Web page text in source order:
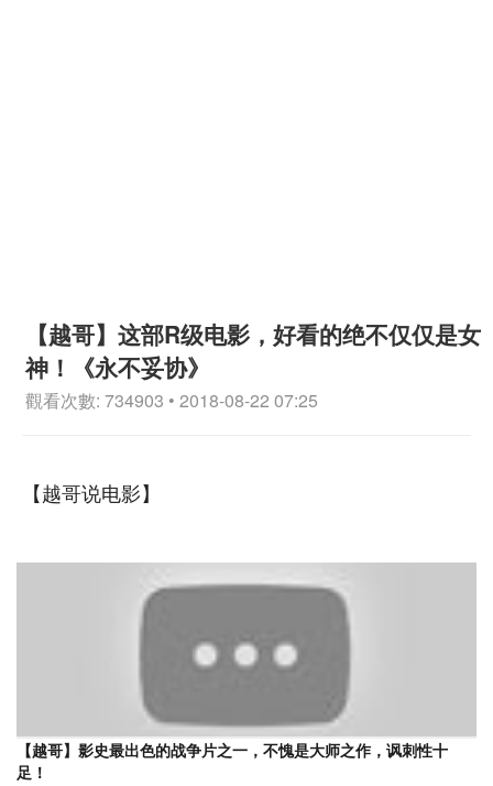
【越哥】这部R级电影，好看的绝不仅仅是女
神！《永不妥协》
觀看次數: 734903 • 2018-08-22 07:25
【越哥说电影】
【越哥】影史最出色的战争片之一，不愧是大师之作，讽刺性十
足！